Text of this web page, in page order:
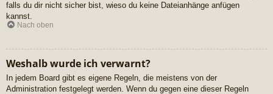
falls du dir nicht sicher bist, wieso du keine Dateianhänge anfügen
kannst.
Nach oben
Weshalb wurde ich verwarnt?
In jedem Board gibt es eigene Regeln, die meistens von der
Administration festgelegt werden. Wenn du gegen eine dieser Regeln